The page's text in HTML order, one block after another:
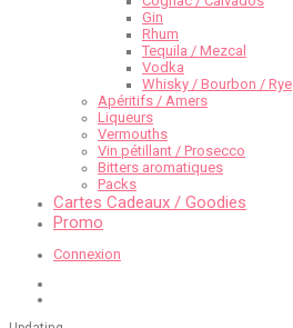
Gin
Rhum
Tequila / Mezcal
Vodka
Whisky / Bourbon / Rye
Apéritifs / Amers
Liqueurs
Vermouths
Vin pétillant / Prosecco
Bitters aromatiques
Packs
Cartes Cadeaux / Goodies
Promo
Connexion